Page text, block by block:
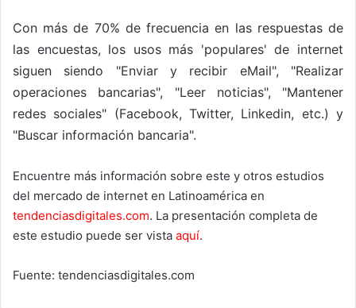
Con más de 70% de frecuencia en las respuestas de
las encuestas, los usos más 'populares' de internet
siguen siendo "Enviar y recibir eMail", "Realizar
operaciones bancarias", "Leer noticias", "Mantener
redes sociales" (Facebook, Twitter, Linkedin, etc.) y
"Buscar información bancaria".
Encuentre más información sobre este y otros estudios
del mercado de internet en Latinoamérica en
tendenciasdigitales.com. La presentación completa de
este estudio puede ser vista aquí.
Fuente: tendenciasdigitales.com